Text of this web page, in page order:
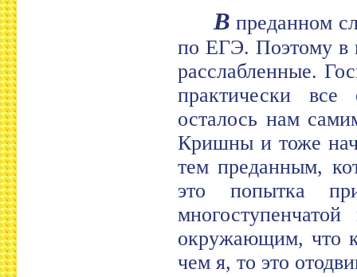
В преданном
по ЕГЭ. Поэтому в
расслабленные.
практически
осталось нам
Кришны и тоже
тем преданным,
это попытка
окружающим, что
чем я, то это